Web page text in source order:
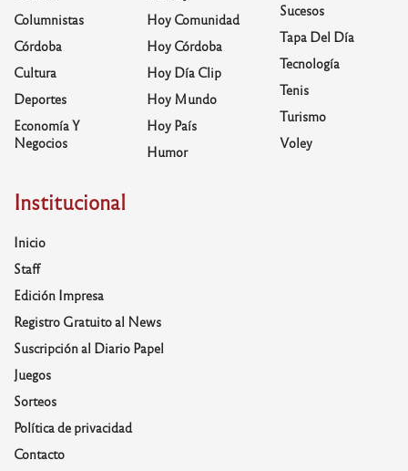
Columnistas
Córdoba
Cultura
Deportes
Economía Y
Negocios
Hoy Comunidad
Hoy Córdoba
Hoy Día Clip
Hoy Mundo
Hoy País
Humor
Sucesos
Tapa Del Día
Tecnología
Tenis
Turismo
Voley
Institucional
Inicio
Staff
Edición Impresa
Registro Gratuito al News
Suscripción al Diario Papel
Juegos
Sorteos
Política de privacidad
Contacto